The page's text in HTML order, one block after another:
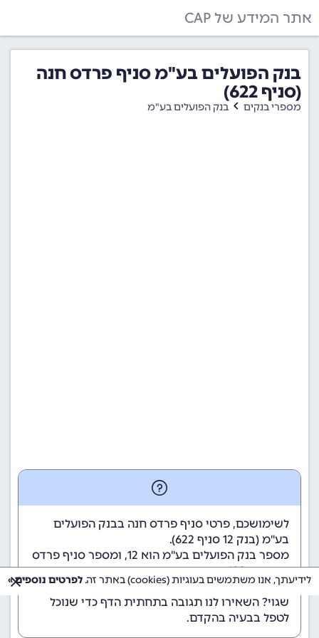
אתר המידע של CAP
בנק הפועלים בע"מ סניף פרדס חנה
(סניף 622)
מספרי בנקים בנק הפועלים בע"מ
לשימושכם, פרטי סניף פרדס חנה בבנק הפועלים
בע"מ (בנק 12
סניף 622).
מספר בנק הפועלים בע"מ הוא 12
, ומספר סניף פרדס
חנה הוא 622.
הנתונים מתעדכנים באופן קבוע. נתקלתם במידע
שגוי? השאירו לנו תגובה בתחתית הדף כדי שנוכל
לטפל בבעיה בהקדם.
לידיעתך, אנו משתמשים בעוגיות (cookies) באתר זה. לפרטים נוספים »